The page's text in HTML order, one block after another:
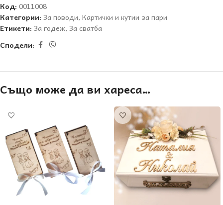
Код: 0011008
Категории: За поводи, Картички и кутии за пари
Етикети: За годеж, За сватба
Сподели:
Също може да ви хареса…